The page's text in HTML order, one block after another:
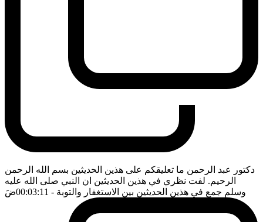
دكتور عبد الرحمن ما تعليقكم على هذين الحديثين بسم الله الرحمن
الرحيم. لفت نظري في هذين الحديثين ان النبي صلى الله عليه
وسلم جمع في هذين الحديثين بين الاستغفار والتوبة - 00:03:11 ضَ